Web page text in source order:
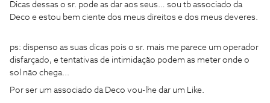
Dicas dessas o sr. pode as dar aos seus… sou tb associado da
Deco e estou bem ciente dos meus direitos e dos meus deveres.
ps: dispenso as suas dicas pois o sr. mais me parece um operador
disfarçado, e tentativas de intimidação podem as meter onde o
sol não chega...
Por ser um associado da Deco vou-lhe dar um Like.